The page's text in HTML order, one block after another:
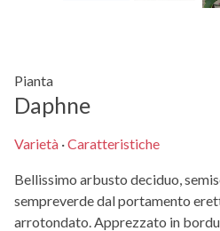
Pianta
Daphne
Varietà ·Caratteristiche
Bellissimo arbusto deciduo,
sempreverde dal portamento
arrotondato. Apprezzato in